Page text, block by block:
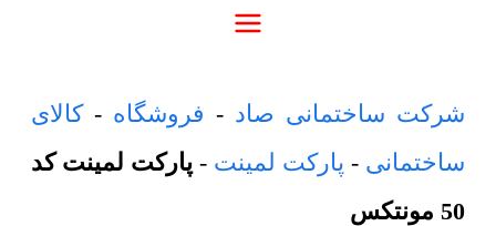
شرکت ساختمانی صاد - فروشگاه -کالای
ساختمانی - پارکت لمینت - پارکت لمینت کد
50 مونتکس